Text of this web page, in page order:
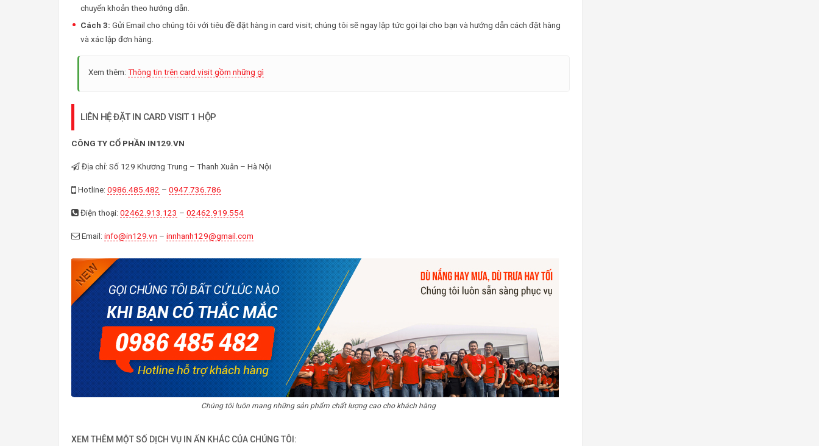
chuyển khoản theo hướng dẫn.
Cách 3: Gửi Email cho chúng tôi với tiêu đề đặt hàng in card visit; chúng tôi sẽ ngay lập tức gọi lại cho bạn và hướng dẫn cách đặt hàng
và xác lập đơn hàng.
Xem thêm: Thông tin trên card visit gồm những gì
LIÊN HỆ ĐẶT IN CARD VISIT 1 HỘP
CÔNG TY CỔ PHẦN IN129.VN
Địa chỉ: Số 129 Khương Trung – Thanh Xuân – Hà Nội
Hotline: 0986.485.482 – 0947.736.786
Điện thoại: 02462.913.123 – 02462.919.554
Email: info@in129.vn – innhanh129@gmail.com
Chúng tôi luôn mang những sản phẩm chất lượng cao cho khách hàng
XEM THÊM MỘT SỐ DỊCH VỤ IN ẤN KHÁC CỦA CHÚNG TÔI: